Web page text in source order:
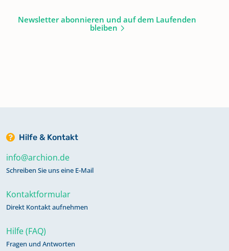
Newsletter abonnieren und auf dem Laufenden
bleiben
Hilfe & Kontakt
info@archion.de
Schreiben Sie uns eine E-Mail
Kontaktformular
Direkt Kontakt aufnehmen
Hilfe (FAQ)
Fragen und Antworten